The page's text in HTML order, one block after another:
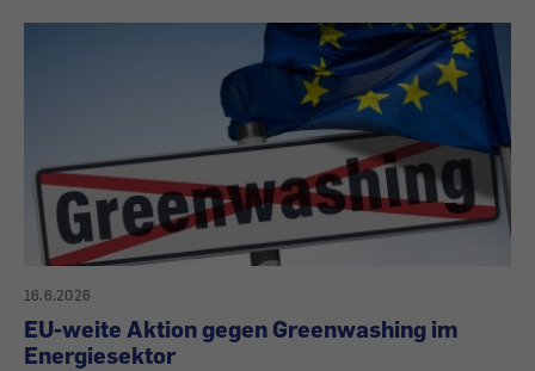
16.6.2026
EU-weite Aktion gegen Greenwashing im
Energiesektor